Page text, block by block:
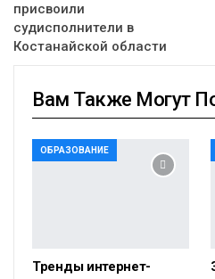
присвоили
судисполнители в
Костанайской области
Вам Также Могут
ОБРАЗОВАНИЕ
Тренды интернет-